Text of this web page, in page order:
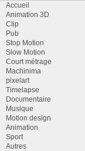
Accueil
Animation 3D
Clip
Pub
Stop Motion
Slow Motion
Court métrage
Machinima
pixelart
Timelapse
Documentaire
Musique
Motion design
Animation
Sport
Autres